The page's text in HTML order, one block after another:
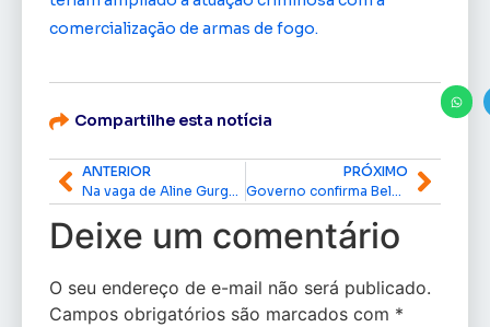
comercialização de armas de fogo.
Compartilhe esta notícia
ANTERIOR
Na vaga de Aline Gurgel, Fátima Pelaes retorna à Câmara pelo Amapá
PRÓXIMO
Governo confirma Belém como sede da COP 30 e busca soluções para alta no valor das hospedagens
Deixe um comentário
O seu endereço de e-mail não será publicado.
Campos obrigatórios são marcados com *